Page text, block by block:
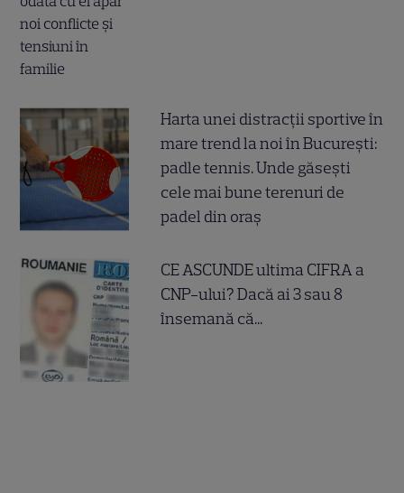
Harta unei distracții sportive în
mare trend la noi în București:
padle tennis. Unde găsești
cele mai bune terenuri de
padel din oraș
CE ASCUNDE ultima CIFRA a
CNP-ului? Dacă ai 3 sau 8
însemană că...